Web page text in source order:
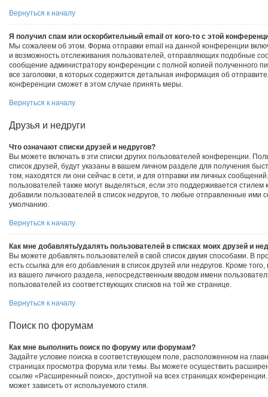
Вернуться к началу
Я получил спам или оскорбительный email от кого-то с этой
Мы сожалеем об этом. Форма отправки email на данной конференции
и возможность отслеживания пользователей, отправляющих подобные
сообщение администратору конференции с полной копией полученного
все заголовки, в которых содержится детальная информация об
конференции сможет в этом случае принять меры.
Вернуться к началу
Друзья и недруги
Что означают списки друзей и недругов?
Вы можете включать в эти списки других пользователей конференции.
список друзей, будут указаны в вашем личном разделе для получения
том, находятся ли они сейчас в сети, и для отправки им личных
пользователей также могут выделяться, если это поддерживается
добавили пользователей в список недругов, то любые отправленные ими
умолчанию.
Вернуться к началу
Как мне добавлять/удалять пользователей в списках моих друзей и
Вы можете добавлять пользователей в свой список двумя способами. В
есть ссылка для его добавления в список друзей или недругов. Кроме
из вашего личного раздела, непосредственным вводом имени
пользователей из соответствующих списков на той же странице.
Вернуться к началу
Поиск по форумам
Как мне выполнить поиск по форуму или форумам?
Задайте условие поиска в соответствующем поле, расположенном на
страницах просмотра форума или темы. Вы можете осуществить
ссылке «Расширенный поиск», доступной на всех страницах
может зависеть от используемого стиля.